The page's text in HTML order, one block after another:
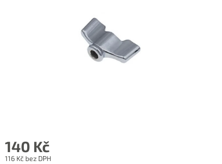
140 Kč
116 Kč bez DPH